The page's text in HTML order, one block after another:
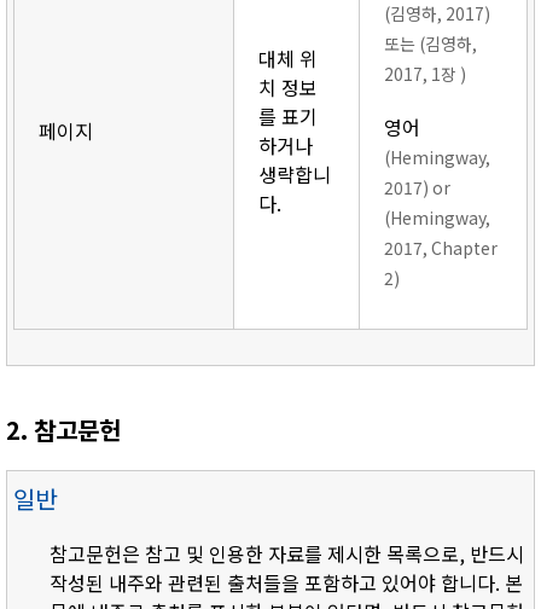
페이지
대체 위
치 정보
를 표기
하거나
생략합니
다.
(김영하, 2017)
또는 (김영하,
2017, 1장 )
영어
(Hemingway,
2017) or
(Hemingway,
2017, Chapter
2)
2. 참고문헌
일반
참고문헌은 참고 및 인용한 자료를 제시한 목록으로, 반드시
작성된 내주와 관련된 출처들을 포함하고 있어야 합니다. 본